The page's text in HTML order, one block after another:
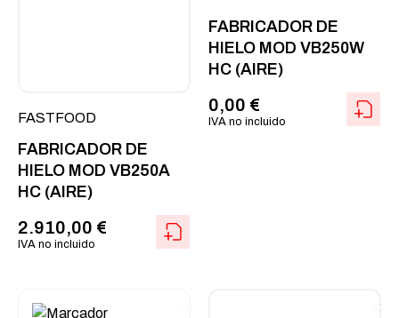
FASTFOOD
FABRICADOR DE
HIELO MOD VB250A
HC (AIRE)
2.910,00 €
IVA no incluido
FABRICADOR DE
HIELO MOD VB250W
HC (AIRE)
0,00 €
IVA no incluido